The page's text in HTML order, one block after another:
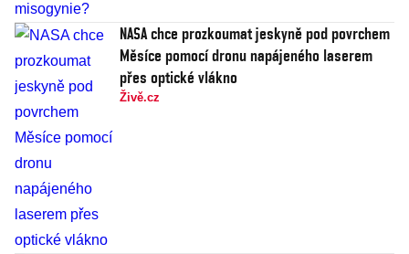
NASA chce prozkoumat jeskyně pod povrchem
Měsíce pomocí dronu napájeného laserem
přes optické vlákno
Živě.cz